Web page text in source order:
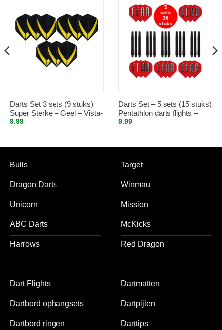
Darts Set 3 sets (9 stuks)
Super Sterke – Geel – Vista-
X – flights – darts flights
9.99
Darts Set – 5 sets (15 stuks)
Pentathlon darts flights –
super stevig – rood – incl. 5
9.99
Bulls
Dragon Darts
Unicorn
ABC Darts
Harrows
Target
Winmau
Mission
McKicks
Red Dragon
Dart Flights
Dartbord ophangsets
Dartbord ringen
Dartmatten
Dartpijlen
Darttips